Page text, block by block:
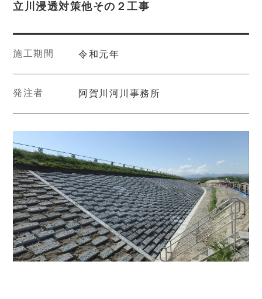
立川浸透対策他その２工事
施工期間 令和元年
発注者 阿賀川河川事務所